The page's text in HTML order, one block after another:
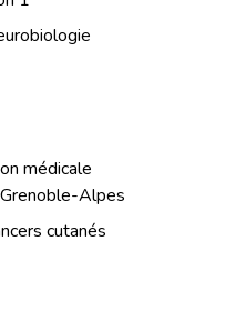
médicale
Alpes
cutanés